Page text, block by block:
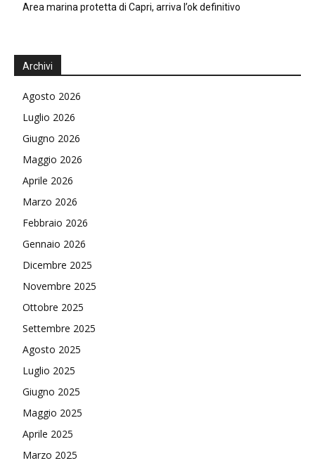
Area marina protetta di Capri, arriva l’ok definitivo
Archivi
Agosto 2026
Luglio 2026
Giugno 2026
Maggio 2026
Aprile 2026
Marzo 2026
Febbraio 2026
Gennaio 2026
Dicembre 2025
Novembre 2025
Ottobre 2025
Settembre 2025
Agosto 2025
Luglio 2025
Giugno 2025
Maggio 2025
Aprile 2025
Marzo 2025